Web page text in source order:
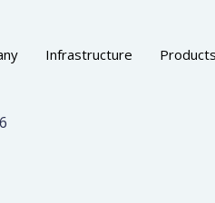
Infrastructure Products